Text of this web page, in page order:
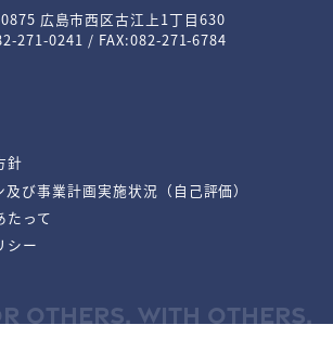
広島市西区古江上1丁目630
271-0241 / FAX:082-271-6784
針
及び事業計画実施状況（自己評価）
たって
シー
OTHERS, WITH OTHERS.